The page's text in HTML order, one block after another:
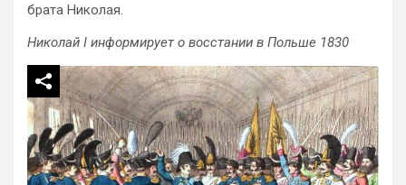
брата Николая.
Николай I информирует о восстании в Польше 1830